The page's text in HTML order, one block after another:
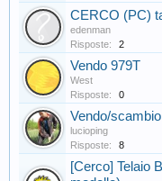
CERCO (PC)
edenman
Risposte:
2
Vendo 979T
West
Risposte:
0
Vendo/
lucioping
Risposte:
8
[Cerco] Telaio